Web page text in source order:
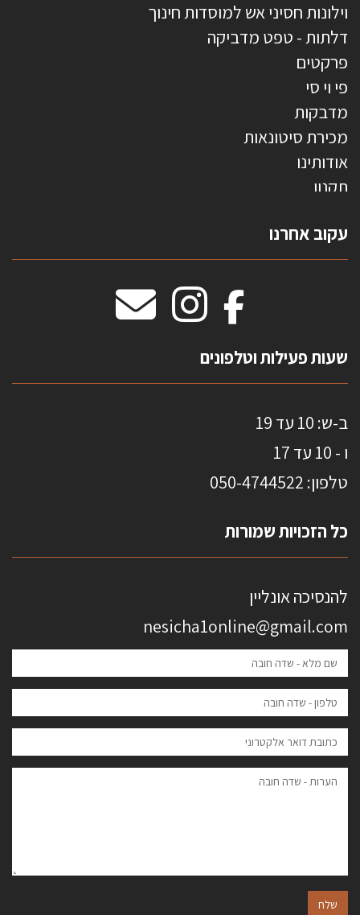
וילונות חסיני אש למוסדות חינוך
דלתות - טפט מדביקה
פרקטים
פי וי סי
מדבקות
מכירת סיטונאות
אודותינו
תקנון
טפטים משולשים
וילונות חסיני אש
מדבקות אנטי סאן
עקוב אחרנו
שעות פעילות וטלפונים
ב-ש: 10 עד 19
ו - 10 עד 17
טלפון: 0 50-4744522
כל הזכויות שמורות
להנסיכה אונליין
nesicha1online@gmail.com
שלח